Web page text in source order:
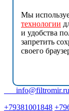
Обратный
Проточные
Фильтры на
Сменные
info@filtromir.ru
+79381001848
Мы
технологии
и удобства
запретить
своего